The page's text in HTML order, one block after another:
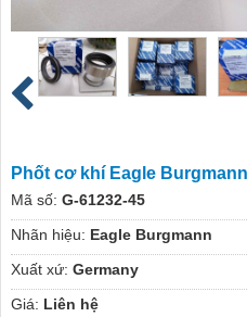
Phốt cơ khí Eagle
Mã số: G-61232-45
Nhãn hiệu: Eagle Burgmann
Xuất xứ: Germany
Giá: Liên hệ